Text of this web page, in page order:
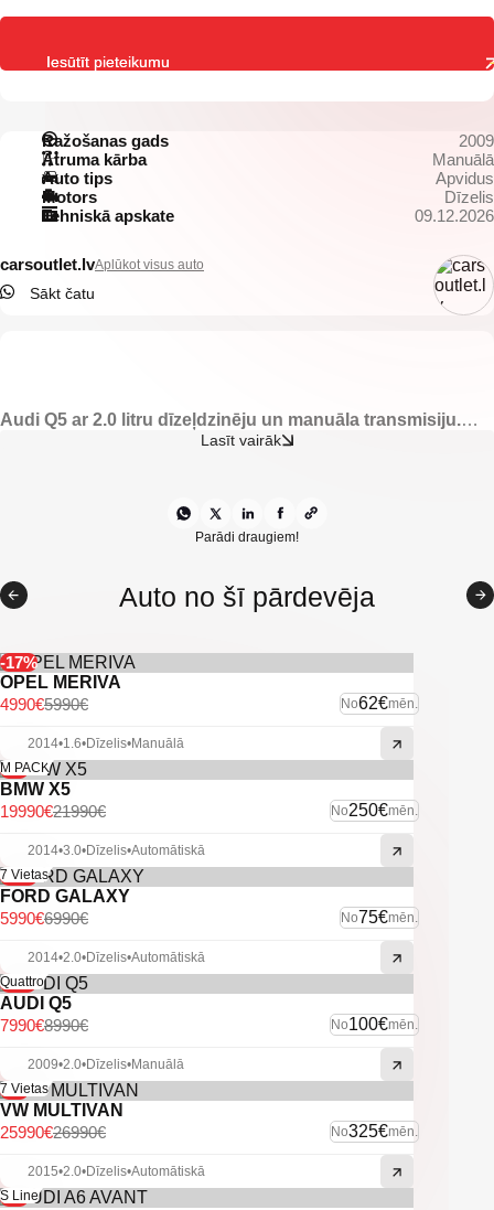
Ražošanas gads
2009
Ātruma kārba
Manuālā
Auto tips
Apvidus
Motors
Dīzelis
Tehniskā apskate
09.12.2026
carsoutlet.lvAplūkot visus auto
Sākt čatu
Audi Q5 ar 2.0 litru dīzeļdzinēju un manuāla transmisiju.
-Vieglmetāla diski ar labām riepām.
-IsoFix sēdeklīšu stiprinājumi.
-Audi multimedija.
-Kruīza kontrole.
-Mazs nobraukums.
-Lietus sensors.
-Aizmugurējie parkošanās sensori.
-Miglas lukturi.
U.C ekstras.
Lasīt vairāk
Parādi draugiem!
Auto no šī pārdevēja
-17%
OPEL MERIVA
No62€mēn.
5990€
4990€
2014•1.6•Dīzelis•Manuālā
-9%
M PACK
BMW X5
No250€mēn.
21990€
19990€
2014•3.0•Dīzelis•Automātiskā
-14%
7 Vietas
FORD GALAXY
No75€mēn.
6990€
5990€
2014•2.0•Dīzelis•Automātiskā
-11%
Quattro
AUDI Q5
No100€mēn.
8990€
7990€
2009•2.0•Dīzelis•Manuālā
-4%
7 Vietas
VW MULTIVAN
No325€mēn.
26990€
25990€
2015•2.0•Dīzelis•Automātiskā
-6%
S Line